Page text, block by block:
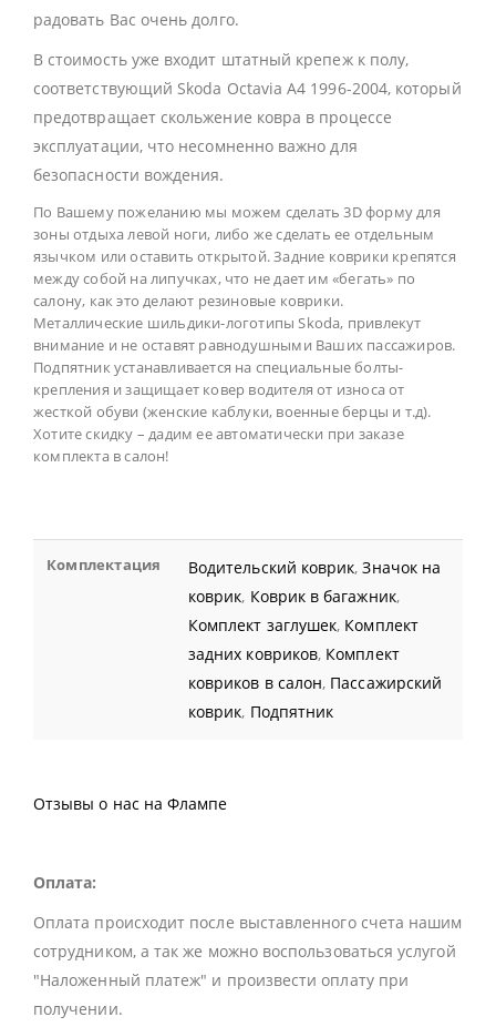
радовать Вас очень долго.
В стоимость уже входит штатный крепеж к полу,
соответствующий Skoda Octavia А4 1996-2004, который
предотвращает скольжение ковра в процессе
эксплуатации, что несомненно важно для
безопасности вождения.
По Вашему пожеланию мы можем сделать 3D форму для
зоны отдыха левой ноги, либо же сделать ее отдельным
язычком или оставить открытой. Задние коврики крепятся
между собой на липучках, что не дает им «бегать» по
салону, как это делают резиновые коврики.
Металлические шильдики-логотипы Skoda, привлекут
внимание и не оставят равнодушными Ваших пассажиров.
Подпятник устанавливается на специальные болты-
крепления и защищает ковер водителя от износа от
жесткой обуви (женские каблуки, военные берцы и т.д).
Хотите скидку – дадим ее автоматически при заказе
комплекта в салон!
Комплектация Водительский коврик,Значок на
коврик, Коврик в багажник,
Комплект заглушек, Комплект
задних ковриков, Комплект
ковриков в салон, Пассажирский
коврик, Подпятник
Отзывы о нас на Флампе
Оплата:
Оплата происходит после выставленного счета нашим
сотрудником, а так же можно воспользоваться услугой
"Наложенный платеж" и произвести оплату при
получении.